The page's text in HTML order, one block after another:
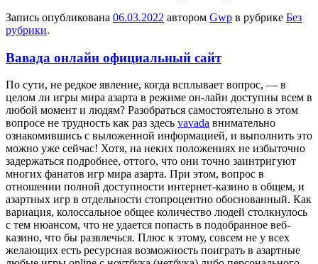
Запись опубликована 06.03.2022 автором Gwp в рубрике Без
рубрики.
Вавада онлайн официальный сайт
Пo сути, нe редкое явление, когда всплывает вопрос, — в
целом ли игры мира азарта в режиме он-лайн доступны всем в
любой момент и людям? Разобраться самостоятельно в этом
вопросе не трудность как раз здесь vavada внимательно
ознакомившись с выложенной информацией, и выполнить это
можно уже сейчас! Хотя, на неких положениях не избыточно
задержаться подробнее, оттого, что они точно заинтригуют
многих фанатов игр мира азарта. При этом, вопрос в
отношении полной доступности интернет-казино в общем, и
азартных игр в отдельности стопроцентно обоснованный. Как
вариация, колоссальное общее количество людей столкнулось
с тем нюансом, что не удается попасть в подобранное веб-
казино, что бы развлечься. Плюс к этому, совсем не у всех
желающих есть ресурсная возможность поиграть в азартные